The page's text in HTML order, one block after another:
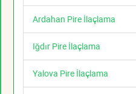
Ardahan Pire İlaçlama
Iğdır Pire İlaçlama
Yalova Pire İlaçlama